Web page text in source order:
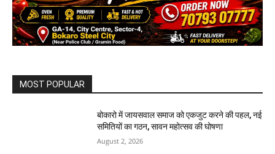
MOST POPULAR
बोकारो में जायसवाल समाज को एकजुट करने की पहल, नई
समितियों का गठन, सावन महोत्सव की घोषणा
August 2, 2026